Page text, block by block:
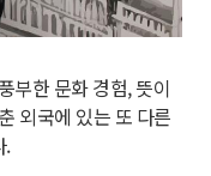
부한 문화 경험, 뜻이
외국에 있는 또 다른
.